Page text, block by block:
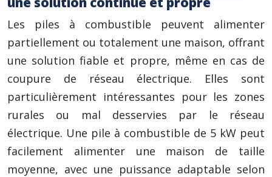
Les piles à combustible peuvent alimenter
partiellement ou totalement une maison, offrant
une solution fiable et propre, même en cas de
coupure de réseau électrique. Elles sont
particulièrement intéressantes pour les zones
rurales ou mal desservies par le réseau
électrique. Une pile à combustible de 5 kW peut
facilement alimenter une maison de taille
moyenne, avec une puissance adaptable selon